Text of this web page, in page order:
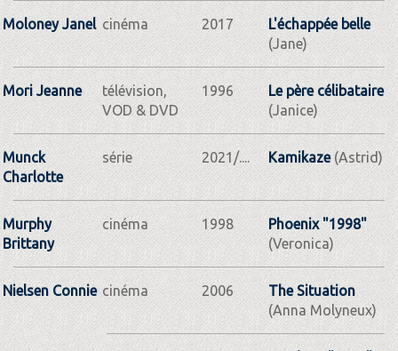
Moloney Janel cinéma 2017
L'échappée belle
(Jane)
Mori Jeanne
télévision,
VOD & DVD
1996
Le père célibataire
(Janice)
Munck
Charlotte
série 2021/.... Kamikaze(Astrid)
Murphy
Brittany
cinéma 1998
Phoenix "1998"
(Veronica)
Nielsen Connie cinéma 2006
The Situation
(Anna Molyneux)